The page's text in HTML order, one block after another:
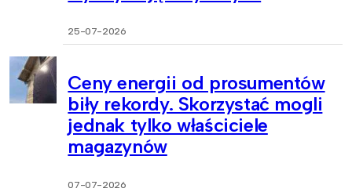
25-07-2026
Ceny energii od prosumentów
biły rekordy. Skorzystać mogli
jednak tylko właściciele
magazynów
07-07-2026